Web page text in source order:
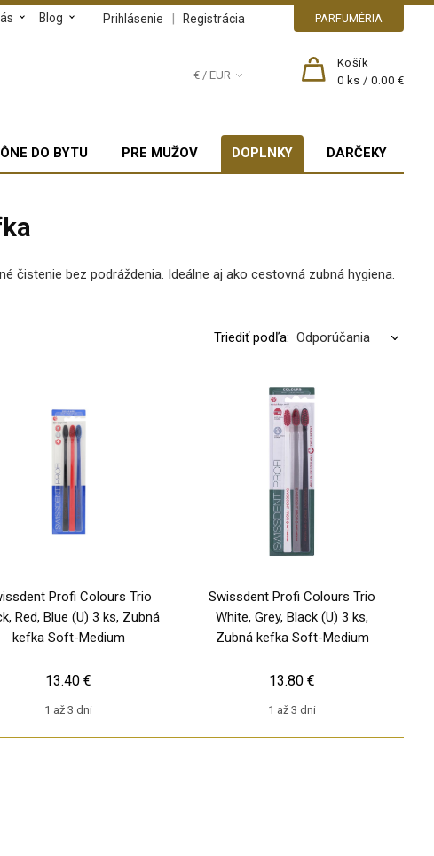
PARFUMÉRIA
Prihlásenie | Registrácia
Blog
€ / EUR
Košík
0 ks /0.00 €
DO BYTU PRE MUŽOV DOPLNKY DARČEKY
čistenie bez podráždenia. Ideálne aj ako cestovná zubná hygiena.
Triediť podľa:
Profi Colours Trio
Red, Blue (U) 3 ks, Zubná
kefka Soft-Medium
1 až 3 dni
13.40 €
Swissdent Profi Colours Trio
White, Grey, Black (U) 3 ks,
Zubná kefka Soft-Medium
1 až 3 dni
13.80 €